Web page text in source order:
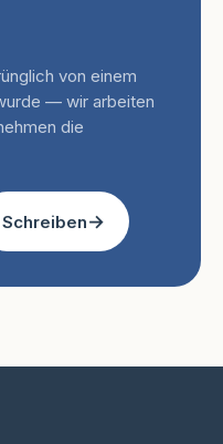
von einem
— wir arbeiten
die
Schreiben